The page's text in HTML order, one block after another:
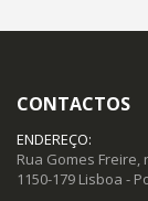
CONTACTOS
ENDEREÇO:
Rua Gomes Freire,
1150-179 Lisboa -